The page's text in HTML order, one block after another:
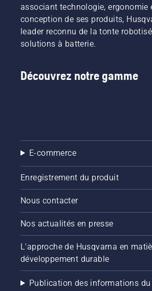
associant technologie, ergonomie
conception de ses produits,
leader reconnu de la tonte
solutions à batterie.
Découvrez notre gamme
E-commerce
Enregistrement du produit
Nous contacter
Nos actualités en presse
L'approche de Husqvarna en
développement durable
Publication des informations